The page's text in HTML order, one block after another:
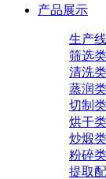
产品展示
生产线
筛选类
清洗类
蒸润类
切制类
烘干类
炒煅类
粉碎类
提取